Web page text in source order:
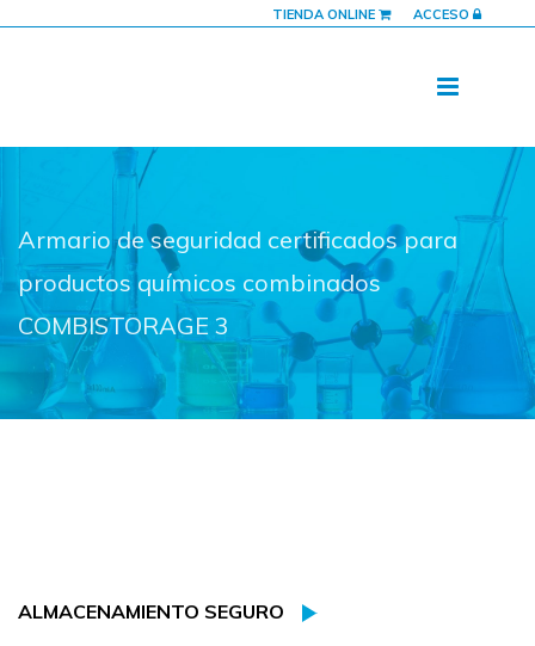
TIENDA ONLINE ACCESO
Armario de seguridad certificados para
productos químicos combinados
COMBISTORAGE 3
ALMACENAMIENTO SEGURO